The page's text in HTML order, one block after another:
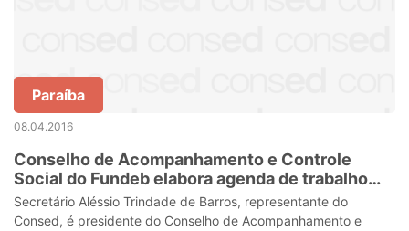
Paraíba
08.04.2016
Conselho de Acompanhamento e Controle
Social do Fundeb elabora agenda de trabalho
2016
Secretário Aléssio Trindade de Barros, representante do
Consed, é presidente do Conselho de Acompanhamento e